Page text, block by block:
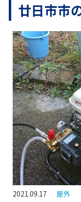
廿日市市
2021.09.17 屋外